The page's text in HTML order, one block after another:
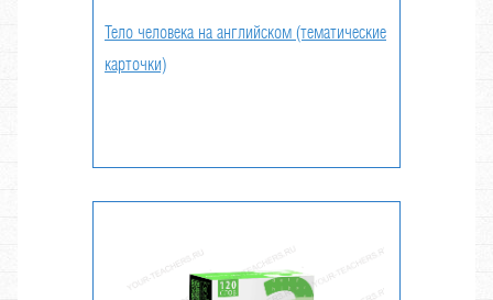
Тело человека на английском (тематические
карточки)